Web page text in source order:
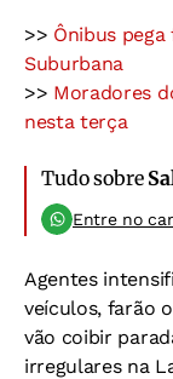
>> Ônibus
Suburbana
>> Moradores
nesta terça
Tudo sobre
Entre no
Agentes
veículos, farão
vão coibir
irregulares na